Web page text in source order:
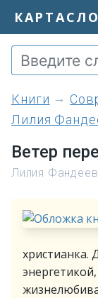
книги
Лилия
Ветер
Лилия
христианка.